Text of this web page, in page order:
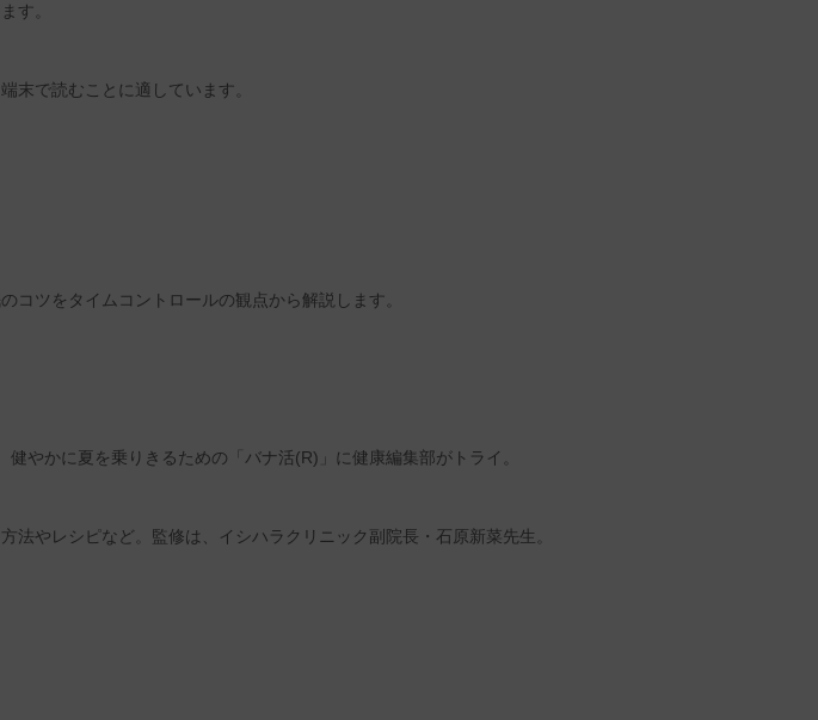
す。
末で読むことに適しています。
ツをタイムコントロールの観点から解説します。
やかに夏を乗りきるための「バナ活(R)」に健康編集部がトライ。
やレシピなど。監修は、イシハラクリニック副院長・石原新菜先生。